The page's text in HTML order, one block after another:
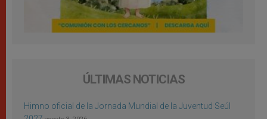
ÚLTIMAS NOTICIAS
Himno oficial de la Jornada Mundial de la Juventud Seúl